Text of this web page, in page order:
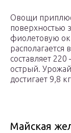
Овощи
поверхностью
фиолетовую
располагается
составляет
острый.
достигает 9,8
Майская